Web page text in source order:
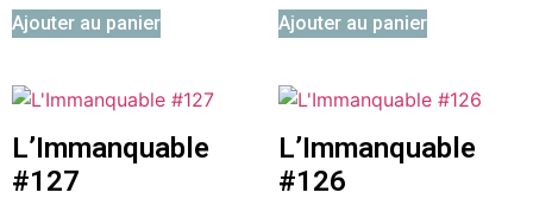
Ajouter au panier Ajouter au panier
L’Immanquable
#127
L’Immanquable
#126